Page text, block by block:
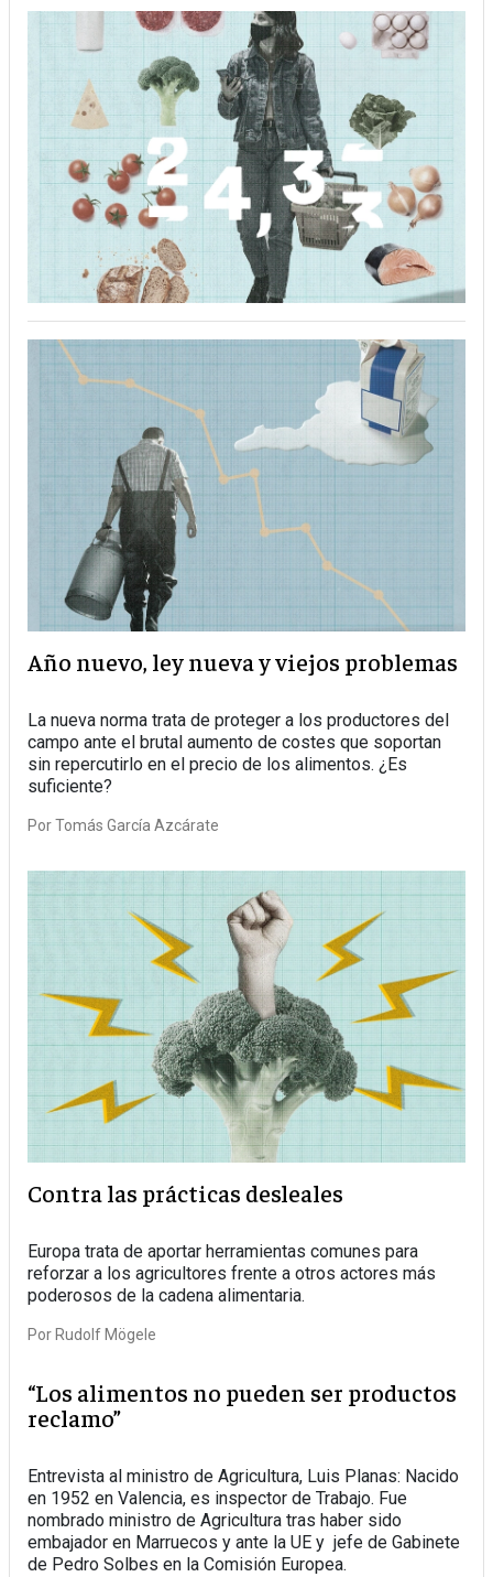
Año nuevo, ley nueva y viejos problemas
La nueva norma trata de proteger a los productores del
campo ante el brutal aumento de costes que soportan
sin repercutirlo en el precio de los alimentos. ¿Es
suficiente?
PorTomás García Azcárate
Contra las prácticas desleales
Europa trata de aportar herramientas comunes para
reforzar a los agricultores frente a otros actores más
poderosos de la cadena alimentaria.
Por Rudolf Mögele
“Los alimentos no pueden ser productos
reclamo”
Entrevista al ministro de Agricultura, Luis Planas: Nacido
en 1952 en Valencia, es inspector de Trabajo. Fue
nombrado ministro de Agricultura tras haber sido
embajador en Marruecos y ante la UE y jefe de Gabinete
de Pedro Solbes en la Comisión Europea.